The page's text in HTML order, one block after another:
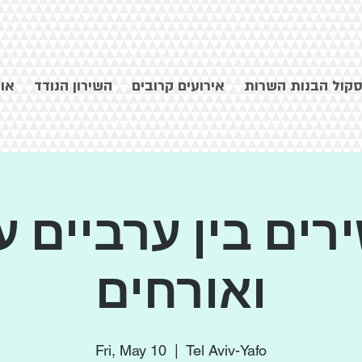
השירון הנודד אירועים קרובים הבנות השרות
בין ערביים
ואורחים
Fri, May 10 Tel Aviv-Yafo